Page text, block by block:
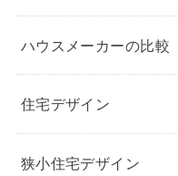
ハウスメーカーの比較
住宅デザイン
狭小住宅デザイン